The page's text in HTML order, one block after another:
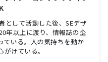
として活動した後、SEデザ
年以上に渡り、情報誌の企
ている。人の気持ちを動か
けている。